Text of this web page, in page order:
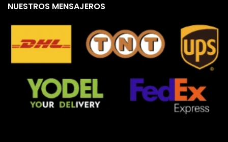
NUESTROS MENSAJEROS